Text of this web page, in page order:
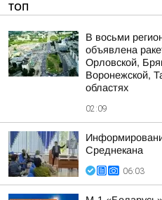
ТОП
В восьми
объявлена
Орловской,
Воронежской,
областях
02:09
Среднекана
06:03